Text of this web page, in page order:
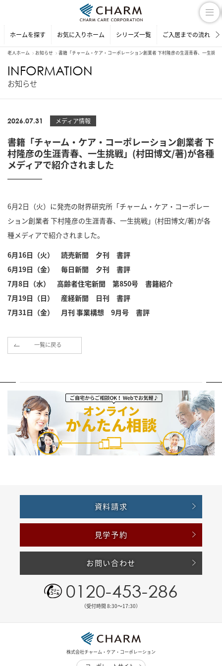
ホームを探す お気に入りホーム シリーズ一覧 ご入居までの流れ
老人ホーム お知らせ 書籍「チャーム・ケア・コーポレーション創業者 下村隆彦の生涯青春、一生挑
INFORMATION
お知らせ
2026.07.31 メディア情報
書籍「チャーム・ケア・コーポレーション創業者 下
村隆彦の生涯青春、一生挑戦」(村田博文/著)が各種
メディアで紹介されました
6月2日（火）に発売の財界研究所「チャーム・ケア・コーポレー
ション創業者 下村隆彦の生涯青春、一生挑戦」(村田博文/著)が各
種メディアで紹介されました。
6月16日（火） 読売新聞 夕刊 書評
6月19日（金） 毎日新聞 夕刊 書評
7月8日（水） 高齢者住宅新聞 第850号 書籍紹介
7月19日（日） 産経新聞 日刊 書評
7月31日（金） 月刊 事業構想 9月号 書評
一覧に戻る
資料請求
見学予約
お問い合わせ
0120-453-286
（受付時間 8:30〜17:30）
株式会社チャーム・ケア・コーポレーション